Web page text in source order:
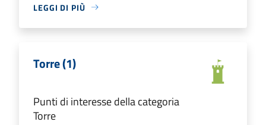
LEGGI DI PIÙ
Torre (1)
Punti di interesse della categoria
Torre